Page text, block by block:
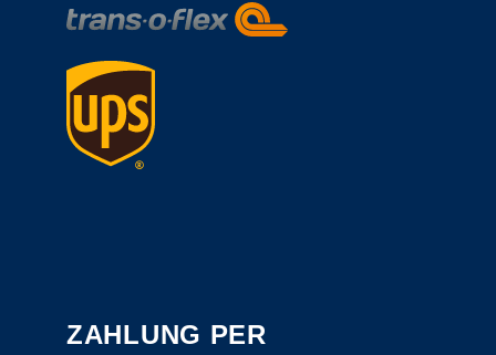
ZAHLUNG PER